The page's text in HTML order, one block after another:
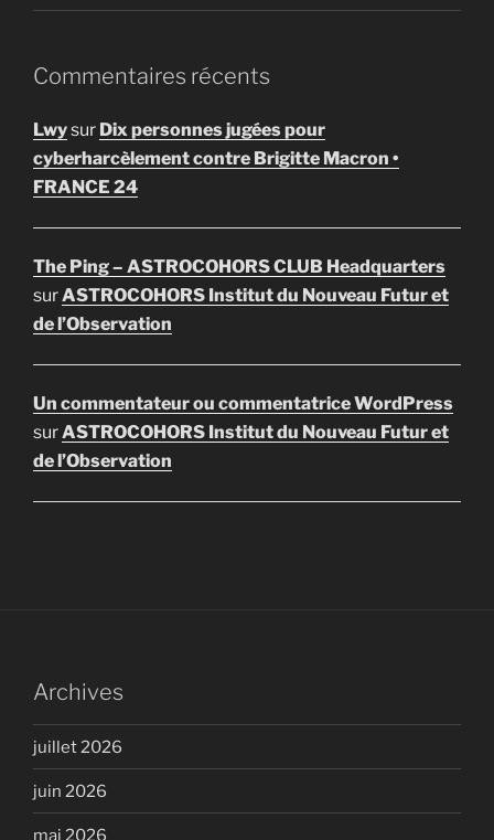
Commentaires récents
Lwysur Dix personnes jugées pour
cyberharcèlement contre Brigitte Macron •
FRANCE 24
The Ping – ASTROCOHORS CLUB Headquarters
surASTROCOHORS Institut du Nouveau Futur et
de l’Observation
Un commentateur ou commentatrice WordPress
surASTROCOHORS Institut du Nouveau Futur et
de l’Observation
Archives
juillet 2026
juin 2026
mai 2026